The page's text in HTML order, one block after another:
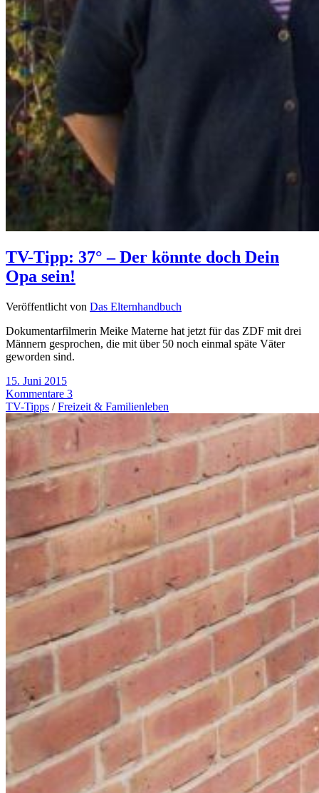
TV-Tipp: 37° – Der könnte doch Dein
Opa sein!
Veröffentlicht von Das Elternhandbuch
Dokumentarfilmerin Meike Materne hat jetzt für das ZDF mit drei
Männern gesprochen, die mit über 50 noch einmal späte Väter
geworden sind.
15. Juni 2015
Kommentare 3
TV-Tipps /Freizeit & Familienleben